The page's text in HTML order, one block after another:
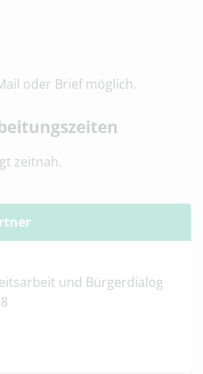
oder Brief möglich.
zeitnah.
und Bürgerdialog